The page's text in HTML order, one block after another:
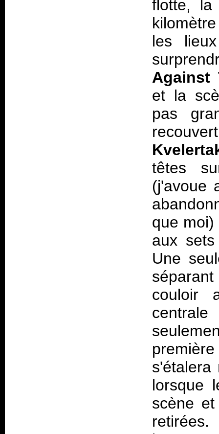
flotte,
les
Against
et la
pas
têtes
(j'avoue
que moi)
aux
Une
couloir
lorsque
scène
retirées.